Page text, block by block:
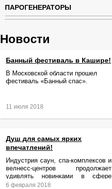
ПАРОГЕНЕРАТОРЫ
Новости
Банный фестиваль в Кашире!
В Московской области прошел
фестиваль «Банный спас».
11 июля 2018
Душ для самых ярких
впечатлений!
Индустрия саун, спа-комплексов и
велнесс-центров продолжает
удивлять новинками в сфере
релаксации и ухода за телом.
6 февраля 2018